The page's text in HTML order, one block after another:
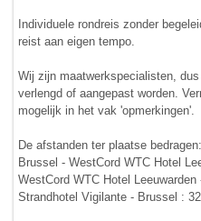
Individuele rondreis zonder
reist aan eigen tempo.
Wij zijn maatwerkspecialisten,
verlengd of aangepast worden.
mogelijk in het vak 'opmerkingen'.
De afstanden ter plaatse bedragen:
Brussel - WestCord WTC Hotel
WestCord WTC Hotel
Strandhotel Vigilante - Brussel :